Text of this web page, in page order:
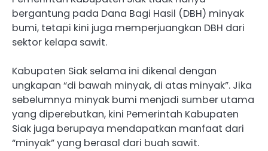
bergantung pada Dana Bagi Hasil (DBH) minyak
bumi, tetapi kini juga memperjuangkan DBH dari
sektor kelapa sawit.
Kabupaten Siak selama ini dikenal dengan
ungkapan “di bawah minyak, di atas minyak”. Jika
sebelumnya minyak bumi menjadi sumber utama
yang diperebutkan, kini Pemerintah Kabupaten
Siak juga berupaya mendapatkan manfaat dari
“minyak” yang berasal dari buah sawit.